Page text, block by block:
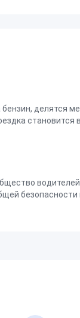
делятся
становится
безопасности